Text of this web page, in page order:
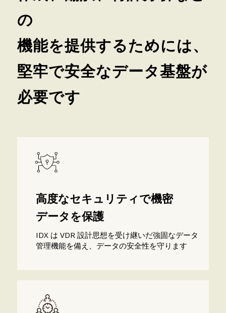
の
機能を提供するためには、
堅牢で安全なデータ基盤が
必要です
高度なセキュリティで機密
データを保護
IDX は VDR 設計思想を受け継いだ強固なデータ
管理機能を備え、データの安全性を守ります